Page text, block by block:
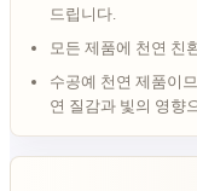
드립니다.
모든 제품에 천연 친
수공예 천연 제품이
연 질감과 빛의 영향